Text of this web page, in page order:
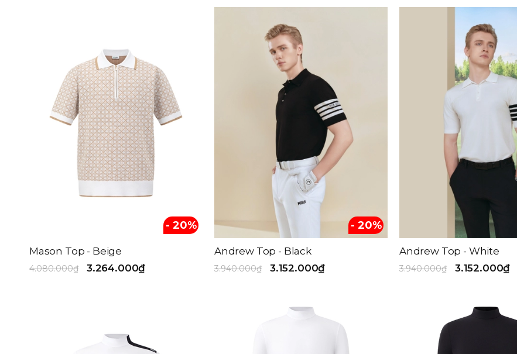
đến
Màu sắc
Black
Mint Blue
Navy
90
- 20%
Mason Top - Beige
4.080.000₫ 3.264.000₫
- 20%
Andrew Top - Black
3.940.000₫ 3.152.000₫
Andrew Top - White
3.940.000₫ 3.152.000₫